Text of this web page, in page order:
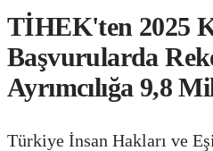
TİHEK'ten 2025
Başvurularda
Ayrımcılığa 9,8
Türkiye İnsan Hakları ve